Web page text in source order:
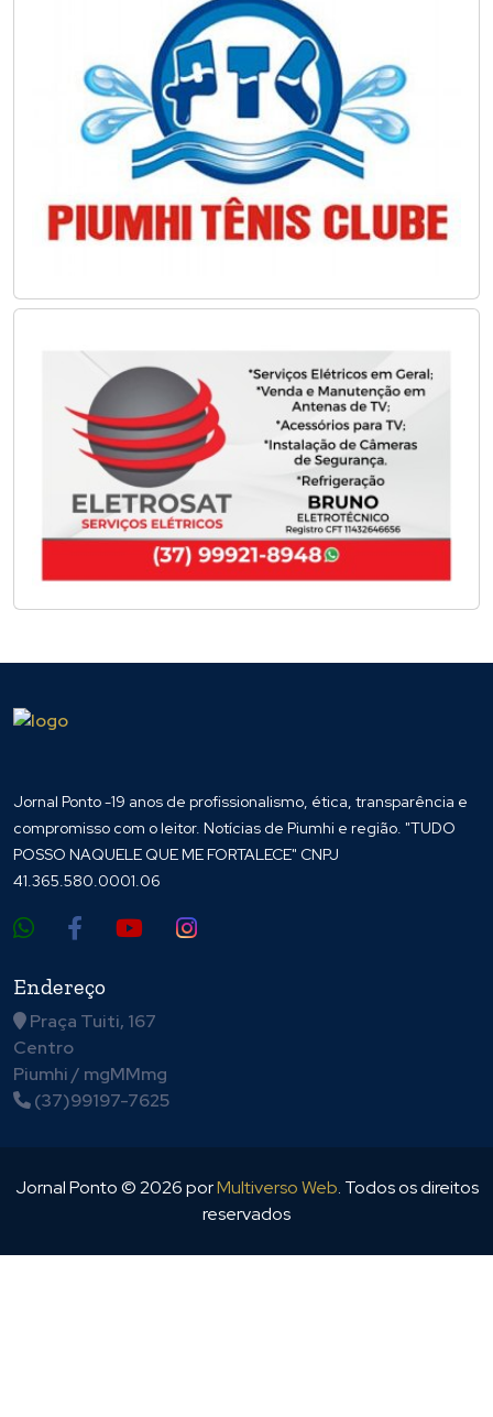
Jornal Ponto -19 anos de profissionalismo, ética, transparência e
compromisso com o leitor. Notícias de Piumhi e região. "TUDO
POSSO NAQUELE QUE ME FORTALECE" CNPJ
41.365.580.0001.06
Endereço
Praça Tuiti, 167
Centro
Piumhi / mgMMmg
(37)99197-7625
Jornal Ponto ©2026porMultiverso Web. Todos os direitos
reservados